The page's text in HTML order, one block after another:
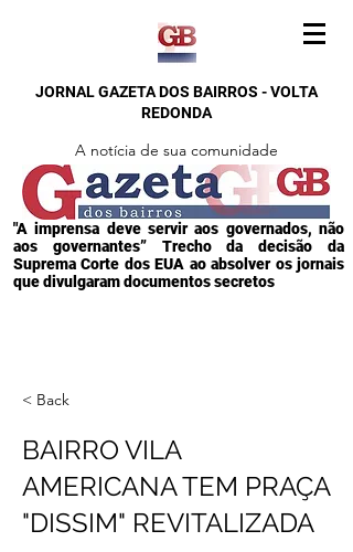
JORNAL GAZETA DOS BAIRROS - VOLTA
REDONDA
A notícia de sua comunidade
"A imprensa deve servir aos governados, não
aos governantes” Trecho da decisão da
Suprema Corte dos EUA ao absolver os jornais
que divulgaram documentos secretos
< Back
BAIRRO VILA
AMERICANA TEM PRAÇA
"DISSIM" REVITALIZADA